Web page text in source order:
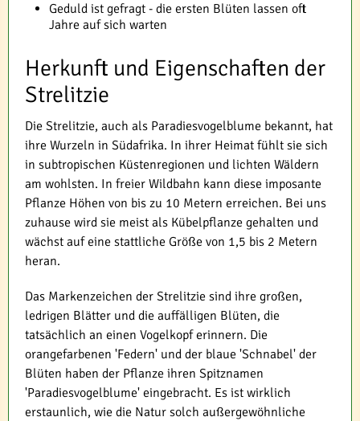
Geduld ist gefragt - die ersten Blüten lassen oft
Jahre auf sich warten
Herkunft und Eigenschaften der
Strelitzie
Die Strelitzie, auch als Paradiesvogelblume bekannt, hat
ihre Wurzeln in Südafrika. In ihrer Heimat fühlt sie sich
in subtropischen Küstenregionen und lichten Wäldern
am wohlsten. In freier Wildbahn kann diese imposante
Pflanze Höhen von bis zu 10 Metern erreichen. Bei uns
zuhause wird sie meist als Kübelpflanze gehalten und
wächst auf eine stattliche Größe von 1,5 bis 2 Metern
heran.
Das Markenzeichen der Strelitzie sind ihre großen,
ledrigen Blätter und die auffälligen Blüten, die
tatsächlich an einen Vogelkopf erinnern. Die
orangefarbenen 'Federn' und der blaue 'Schnabel' der
Blüten haben der Pflanze ihren Spitznamen
'Paradiesvogelblume' eingebracht. Es ist wirklich
erstaunlich, wie die Natur solch außergewöhnliche